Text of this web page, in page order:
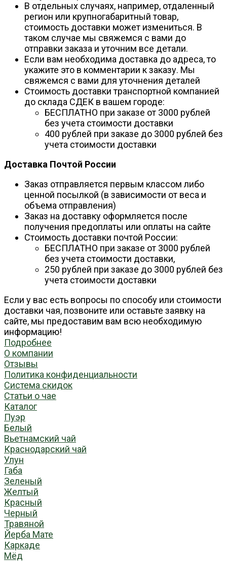
В отдельных случаях, например, отдаленный
регион или крупногабаритный товар,
стоимость доставки может измениться. В
таком случае мы свяжемся с вами до
отправки заказа и уточним все детали.
Если вам необходима доставка до адреса, то
укажите это в комментарии к заказу. Мы
свяжемся с вами для уточнения деталей
Стоимость доставки транспортной компанией
до склада СДЕК в вашем городе:
БЕСПЛАТНО при заказе от 3000 рублей
без учета стоимости доставки
400 рублей при заказе до 3000 рублей без
учета стоимости доставки
Доставка Почтой России
Заказ отправляется первым классом либо
ценной посылкой (в зависимости от веса и
объема отправления)
Заказ на доставку оформляется после
получения предоплаты или оплаты на сайте
Стоимость доставки почтой России:
БЕСПЛАТНО при заказе от 3000 рублей
без учета стоимости доставки,
250 рублей при заказе до 3000 рублей без
учета стоимости доставки
Если у вас есть вопросы по способу или стоимости
доставки чая, позвоните или оставьте заявку на
сайте, мы предоставим вам всю необходимую
информацию!
Подробнее
О компании
Отзывы
Политика конфиденциальности
Система скидок
Статьи о чае
Каталог
Пуэр
Белый
Вьетнамский чай
Краснодарский чай
Улун
Габа
Зеленый
Желтый
Красный
Черный
Травяной
Йерба Мате
Каркаде
Мёд